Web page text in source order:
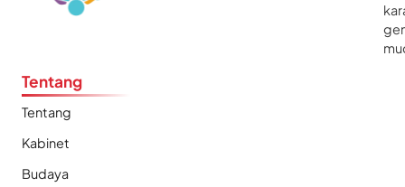
Tentang
Tentang
Kabinet
Budaya